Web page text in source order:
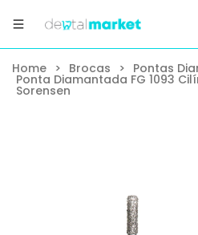
Home > Brocas > Pontas
Ponta Diamantada FG 1093
Sorensen